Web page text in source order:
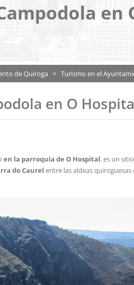
en
de Quiroga > Turismo en el
en O
en la parroquia de O Hospital. es un
do Caurel entre las aldeas quiroguesas